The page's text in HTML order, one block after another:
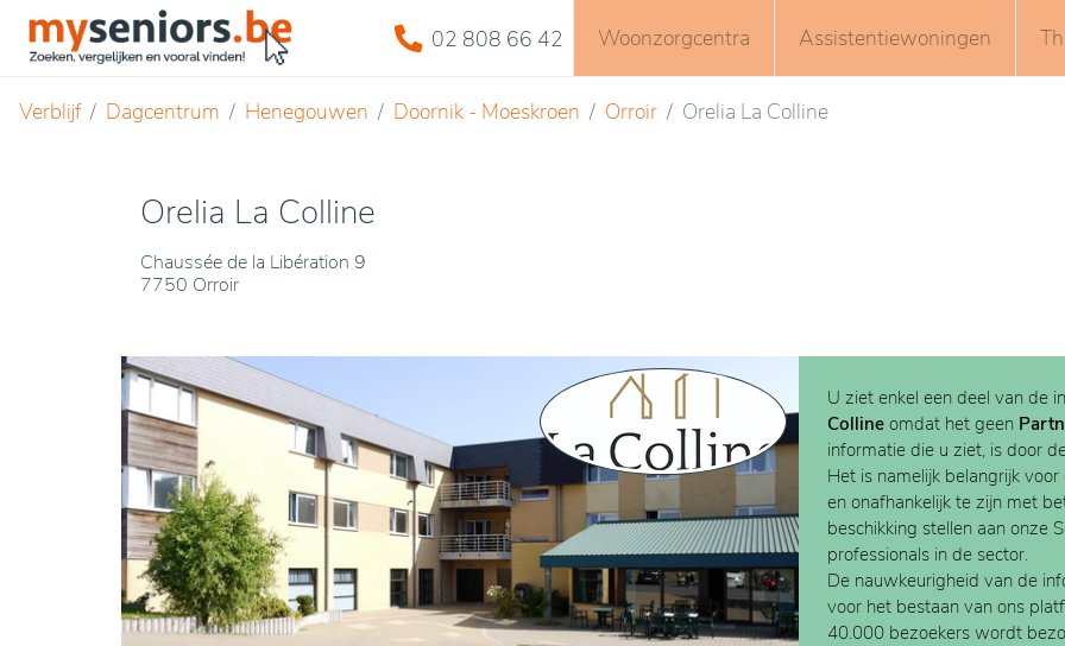
02 808 66 42 Woonzorgcentra Assistentiewoningen
Verblijf Dagcentrum Henegouwen Doornik - Moeskroen Orroir Orelia La Colline
Orelia La Colline
Chaussée de la Libération 9
7750 Orroir
U ziet enkel een deel van de
Colline omdat het geen
informatie die u ziet, is door
Het is namelijk belangrijk
en onafhankelijk te zijn met
beschikking stellen aan onze
professionals in de sector.
De nauwkeurigheid van de
voor het bestaan van ons
40.000 bezoekers wordt